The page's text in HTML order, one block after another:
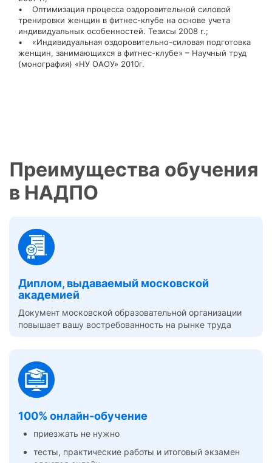
• Оптимизация процесса оздоровительной силовой
тренировки женщин в фитнес-клубе на основе учета
индивидуальных особенностей. Тезисы 2008 г.;
• «Индивидуальная оздоровительно-силовая подготовка
женщин, занимающихся в фитнес-клубе» – Научный труд
(монография) «НУ ОАОУ» 2010г.
Преимущества обучения
в НАДПО
Диплом, выдаваемый московской
академией
Документ московской образовательной организации
повышает вашу востребованность на рынке труда
100% онлайн-обучение
приезжать не нужно
тесты, практические работы и итоговый экзамен